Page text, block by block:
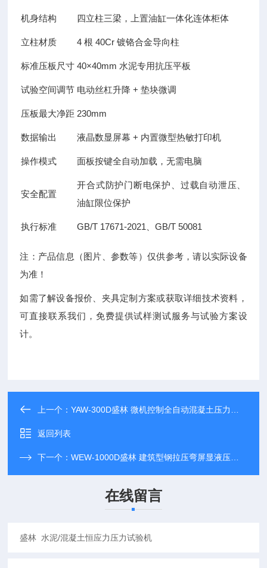
机身结构 四立柱三梁，上置油缸一体化连体柜体
立柱材质 4 根 40Cr 镀铬合金导向柱
标准压板尺寸 40×40mm 水泥专用抗压平板
试验空间调节 电动丝杠升降 + 垫块微调
压板最大净距 230mm
数据输出 液晶数显屏幕 + 内置微型热敏打印机
操作模式 面板按键全自动加载，无需电脑
安全配置
开合式防护门断电保护、过载自动泄压、
油缸限位保护
执行标准 GB/T 17671-2021、GB/T 50081
注：产品信息（图片、参数等）仅供参考，请以实际设备
为准！
如需了解设备报价、夹具定制方案或获取详细技术资料，
可直接联系我们，免费提供试样测试服务与试验方案设
计。
上一个：YAW-300D盛林 微机控制全自动混凝土压力试验机
返回列表
下一个：WEW-1000D盛林 建筑型钢拉压弯屏显液压万能试验机
在线留言